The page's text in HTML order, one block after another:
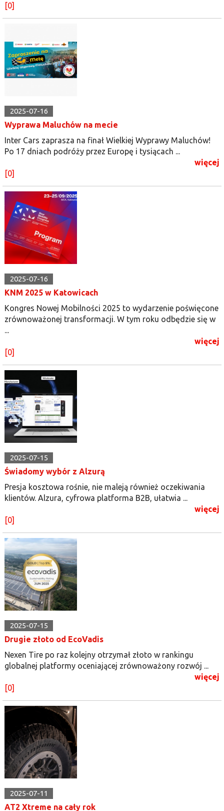
[0]
2025-07-16
Wyprawa Maluchów na mecie
Inter Cars zaprasza na finał Wielkiej Wyprawy Maluchów!
Po 17 dniach podróży przez Europę i tysiącach ...
więcej
[0]
2025-07-16
KNM 2025 w Katowicach
Kongres Nowej Mobilności 2025 to wydarzenie poświęcone
zrównoważonej transformacji. W tym roku odbędzie się w
...
więcej
[0]
2025-07-15
Świadomy wybór z Alzurą
Presja kosztowa rośnie, nie maleją również oczekiwania
klientów. Alzura, cyfrowa platforma B2B, ułatwia ...
więcej
[0]
2025-07-15
Drugie złoto od EcoVadis
Nexen Tire po raz kolejny otrzymał złoto w rankingu
globalnej platformy oceniającej zrównoważony rozwój ...
więcej
[0]
2025-07-11
AT2 Xtreme na cały rok